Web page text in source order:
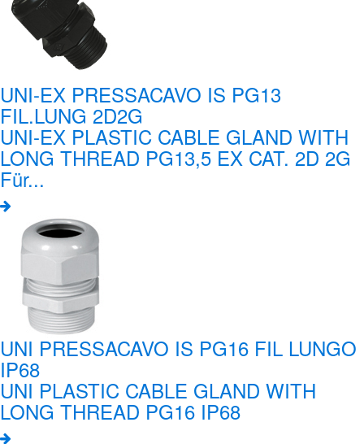
UNI-EX PRESSACAVO IS PG13
FIL.LUNG 2D2G
UNI-EX PLASTIC CABLE GLAND WITH
LONG THREAD PG13,5 EX CAT. 2D 2G
Für...
UNI PRESSACAVO IS PG16 FIL LUNGO
IP68
UNI PLASTIC CABLE GLAND WITH
LONG THREAD PG16 IP68